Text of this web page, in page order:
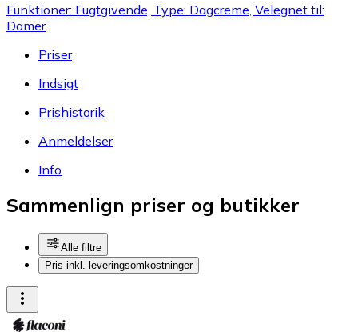
Funktioner: Fugtgivende, Type: Dagcreme, Velegnet til:
Damer
Priser
Indsigt
Prishistorik
Anmeldelser
Info
Sammenlign priser og butikker
Alle filtre
Pris inkl. leveringsomkostninger